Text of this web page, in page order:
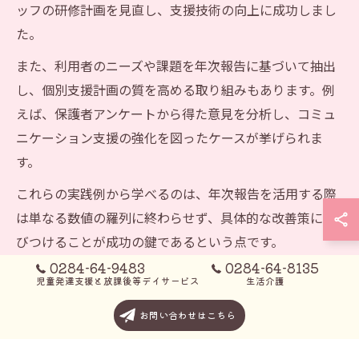
ッフの研修計画を見直し、支援技術の向上に成功しまし
た。
また、利用者のニーズや課題を年次報告に基づいて抽出
し、個別支援計画の質を高める取り組みもあります。例
えば、保護者アンケートから得た意見を分析し、コミュ
ニケーション支援の強化を図ったケースが挙げられま
す。
これらの実践例から学べるのは、年次報告を活用する際
は単なる数値の羅列に終わらせず、具体的な改善策に結
びつけることが成功の鍵であるという点です。
放課後等デイサービスの質向上に役立つ報告の工夫
放課後等デイサービスの質向上を目指すには、年次報告
0284-64-9483
児童発達支援と放課後等デイサービス
0284-64-8135
生活介護
お問い合わせはこちら